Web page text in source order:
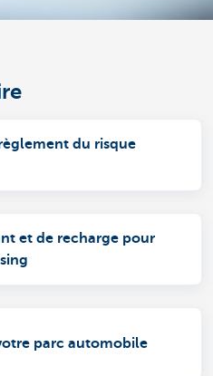
du risque
et de recharge pour
parc automobile